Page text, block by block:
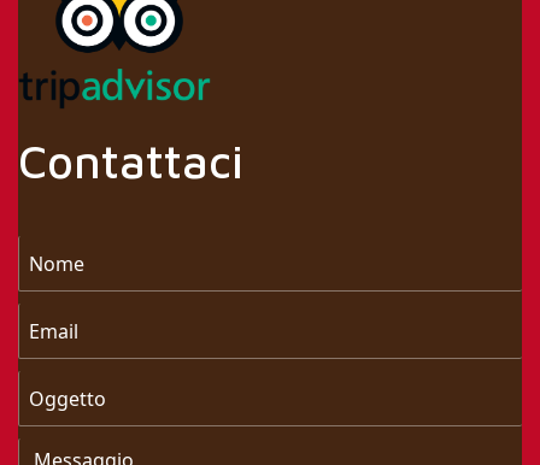
Contattaci